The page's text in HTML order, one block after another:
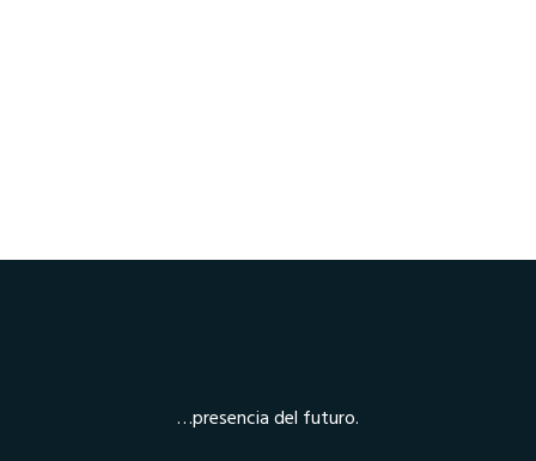
…presencia del futuro.